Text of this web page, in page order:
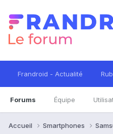
Frandroid - Actualité
Forums Équipe
Accueil Smartphones